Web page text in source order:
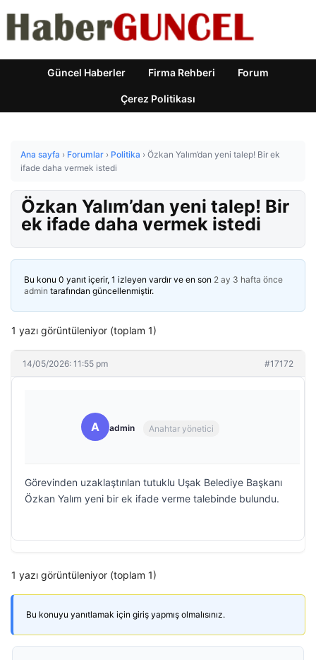
Güncel Haberler Firma Rehberi Forum
Çerez Politikası
Ana sayfa › Forumlar › Politika › Özkan Yalım’dan yeni talep! Bir ek
ifade daha vermek istedi
Özkan Yalım’dan yeni talep! Bir
ek ifade daha vermek istedi
Bu konu 0 yanıt içerir, 1 izleyen vardır ve en son 2 ay 3 hafta önce
admin tarafından güncellenmiştir.
1 yazı görüntüleniyor (toplam 1)
14/05/2026: 11:55 pm #17172
A admin Anahtar yönetici
Görevinden uzaklaştırılan tutuklu Uşak Belediye Başkanı
Özkan Yalım yeni bir ek ifade verme talebinde bulundu.
1 yazı görüntüleniyor (toplam 1)
Bu konuyu yanıtlamak için giriş yapmış olmalısınız.